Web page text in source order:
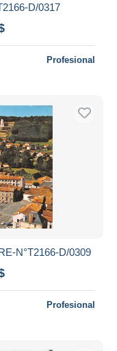
D/0317
Profesional
N°T2166-D/0309
Profesional